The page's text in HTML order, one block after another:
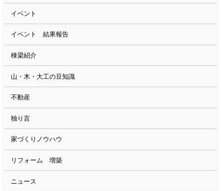
イベント
イベント 結果報告
棟梁紹介
山・木・大工の豆知識
不動産
独り言
家づくりノウハウ
リフォーム 増築
ニュース